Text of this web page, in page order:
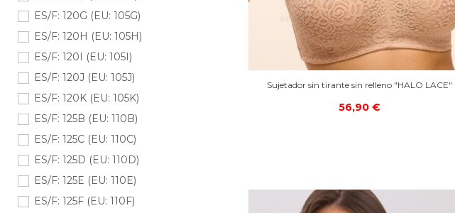
ES/F: 120G (EU: 105G)
ES/F: 120H (EU: 105H)
ES/F: 120I (EU: 105I)
ES/F: 120J (EU: 105J)
ES/F: 120K (EU: 105K)
ES/F: 125B (EU: 110B)
ES/F: 125C (EU: 110C)
ES/F: 125D (EU: 110D)
ES/F: 125E (EU: 110E)
ES/F: 125F (EU: 110F)
Sujetador sin tirante sin relleno "HALO LACE"
56,90 €